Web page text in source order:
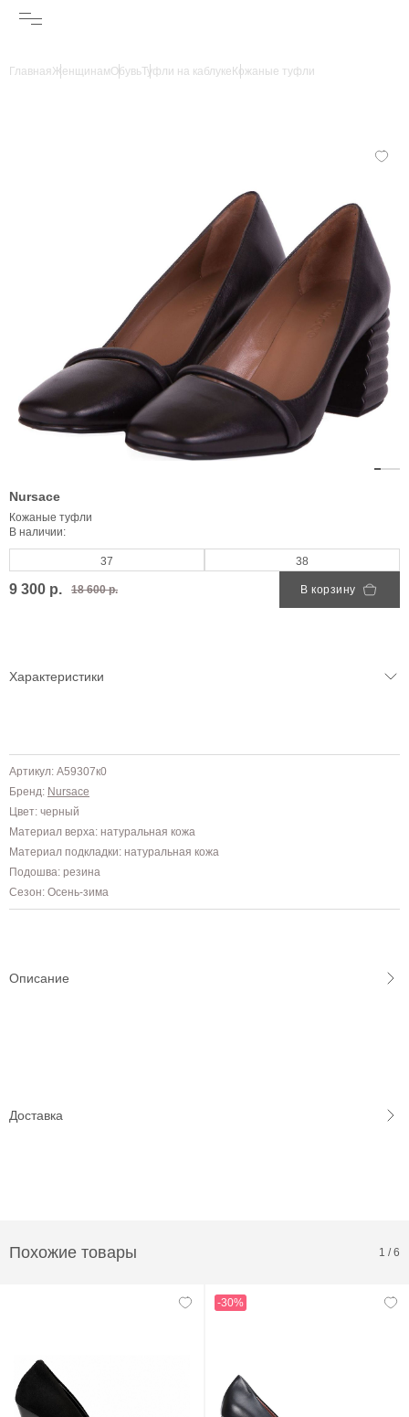
ГлавнаяЖенщинамОбувьТуфли на каблуке Кожаные туфли
Nursace
Кожаные туфли
В наличии:
37 38
9 300 р. 18 600 р. В корзину
Характеристики
Артикул: A59307к0
Бренд: Nursace
Цвет: черный
Материал верха: натуральная кожа
Материал подкладки: натуральная кожа
Подошва: резина
Сезон: Осень-зима
Описание
Доставка
Похожие товары 1 /6
-30%